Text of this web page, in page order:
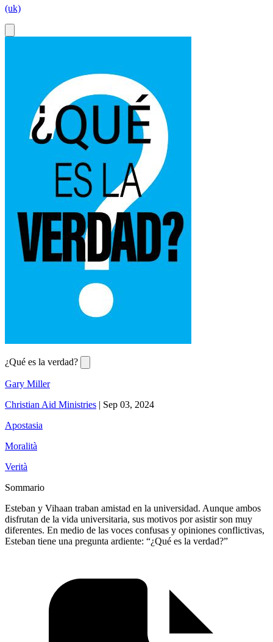
(uk)
¿Qué es la verdad?
Gary Miller
Christian Aid Ministries | Sep 03, 2024
Apostasia
Moralità
Verità
Sommario
Esteban y Vihaan traban amistad en la universidad. Aunque ambos
disfrutan de la vida universitaria, sus motivos por asistir son muy
diferentes. En medio de las voces confusas y opiniones conflictivas,
Esteban tiene una pregunta ardiente: “¿Qué es la verdad?”